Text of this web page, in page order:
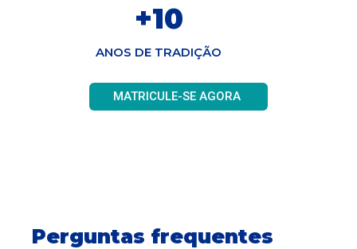
+10
ANOS DE TRADIÇÃO
MATRICULE-SE AGORA
Perguntas frequentes